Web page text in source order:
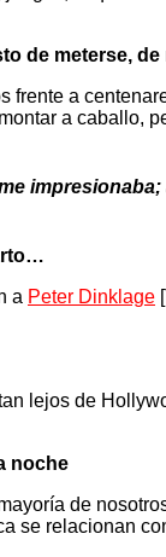
de meterse,
a
a
a Peter Dinklage
lejos de
noche
de
relacionan